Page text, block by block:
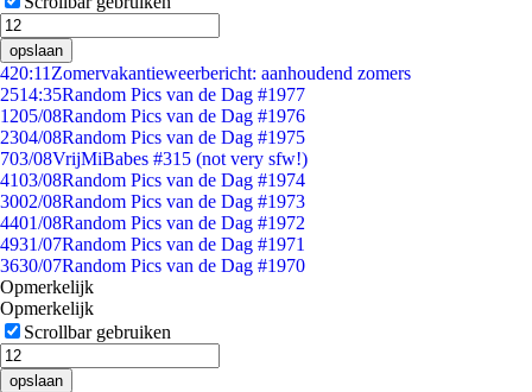
opslaan
420:11 Zomervakantieweerbericht: aanhoudend zomers
2514:35Random Pics van de Dag #1977
1205/08Random Pics van de Dag #1976
2304/08Random Pics van de Dag #1975
703/08VrijMiBabes #315 (not very sfw!)
4103/08Random Pics van de Dag #1974
3002/08Random Pics van de Dag #1973
4401/08Random Pics van de Dag #1972
4931/07Random Pics van de Dag #1971
3630/07Random Pics van de Dag #1970
Opmerkelijk
Opmerkelijk
Scrollbar gebruiken
opslaan